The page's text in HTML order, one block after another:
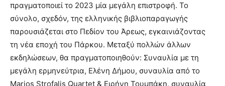
πραγματοποιεί το 2023 μία μεγάλη επιστροφή. Το
σύνολο, σχεδόν, της ελληνικής βιβλιοπαραγωγής
παρουσιάζεται στο Πεδίον του Άρεως, εγκαινιάζοντας
τη νέα εποχή του Πάρκου. Μεταξύ πολλών άλλων
εκδηλώσεων, θα πραγματοποιηθούν: Συναυλία με τη
μεγάλη ερμηνεύτρια, Ελένη Δήμου, συναυλία από το
Marios Strofalis Quartet & Ειρήνη Τουμπάκη, συναυλία